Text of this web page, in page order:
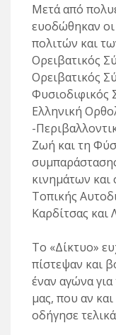
Μετά από
ευοδώθηκαν οι
πολιτών και
Ορειβατικός
Ορειβατικός
Φυσιοδιφικός
Ελληνική
-
Ζωή και τη
κινημάτων και
Τοπικής
Καρδίτσας και
Το «Δίκτυο»
πίστεψαν και
έναν αγώνα
μας, που αν
οδήγησε